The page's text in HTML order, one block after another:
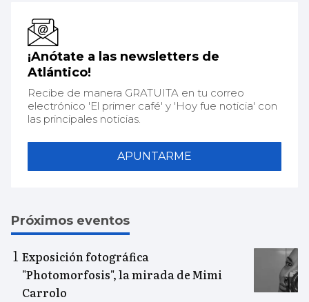
¡Anótate a las newsletters de
Atlántico!
Recibe de manera GRATUITA en tu correo
electrónico 'El primer café' y 'Hoy fue noticia' con
las principales noticias.
APUNTARME
Próximos eventos
Exposición fotográfica
"Photomorfosis", la mirada de Mimi
Carrolo